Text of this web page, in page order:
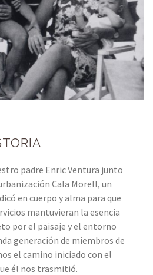
padre Enric Ventura junto
Cala Morell, un
en cuerpo y alma para que
mantuvieran la esencia
por el paisaje y el entorno
generación de miembros de
el camino iniciado con el
él nos trasmitió.